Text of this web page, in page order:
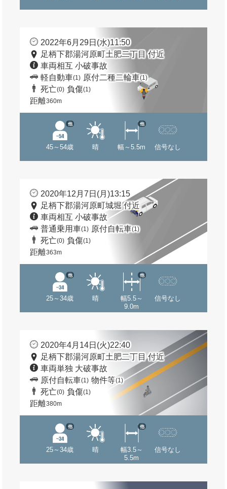
2022年6月29日(水)11:50
足柄下郡湯河原町土肥二丁目 付近
車両相互 小破事故
軽自動車(1) 原付二種二輪車(1)
死亡(0) 負傷(1)
距離360m
45～54歳
他
晴 幅～5.5m
他
信号なし
2020年12月7日(月)13:15
足柄下郡湯河原町城堀 付近
車両相互 小破事故
普通乗用車(1) 原付自転車(1)
死亡(0) 負傷(1)
距離363m
25～34歳
他
晴
幅5.5～
9.0m
他
信号なし
2020年4月14日(火)22:40
足柄下郡湯河原町土肥二丁目 付近
車両単独 大破事故
原付自転車(1) 物件等(1)
死亡(0) 負傷(1)
距離380m
25～34歳
他
晴
幅3.5～
5.5m
他
信号なし